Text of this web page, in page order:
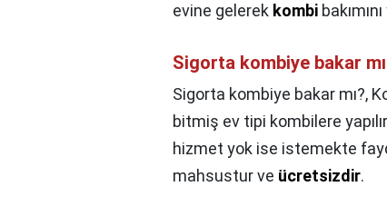
evine gelerek kombi
Sigorta kombiye bakar
Sigorta kombiye bakar mı?,
bitmiş ev tipi kombilere
hizmet yok ise istemekte
mahsustur ve ücretsizdir.